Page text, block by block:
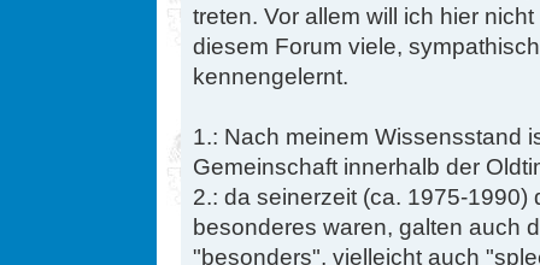
treten. Vor allem will ich hier
diesem Forum viele,
kennengelernt.
1.: Nach meinem Wissensstand
Gemeinschaft innerhalb der
2.: da seinerzeit (ca. 1975-1990)
besonderes waren, galten auch
"besonders", vielleicht auch